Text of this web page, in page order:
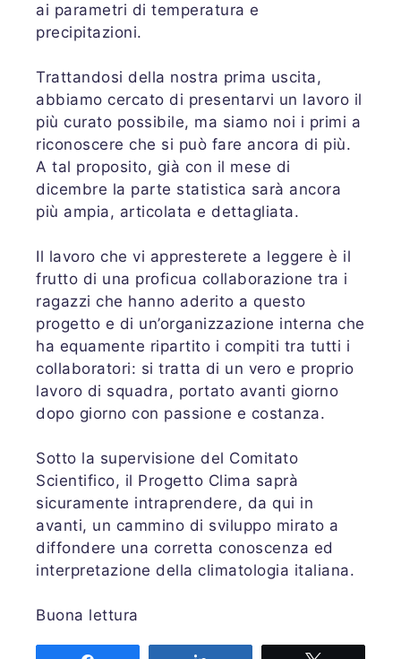
ai parametri di temperatura e
precipitazioni.
Trattandosi della nostra prima uscita,
abbiamo cercato di presentarvi un lavoro il
più curato possibile, ma siamo noi i primi a
riconoscere che si può fare ancora di più.
A tal proposito, già con il mese di
dicembre la parte statistica sarà ancora
più ampia, articolata e dettagliata.
Il lavoro che vi appresterete a leggere è il
frutto di una proficua collaborazione tra i
ragazzi che hanno aderito a questo
progetto e di un’organizzazione interna che
ha equamente ripartito i compiti tra tutti i
collaboratori: si tratta di un vero e proprio
lavoro di squadra, portato avanti giorno
dopo giorno con passione e costanza.
Sotto la supervisione del Comitato
Scientifico, il Progetto Clima saprà
sicuramente intraprendere, da qui in
avanti, un cammino di sviluppo mirato a
diffondere una corretta conoscenza ed
interpretazione della climatologia italiana.
Buona lettura